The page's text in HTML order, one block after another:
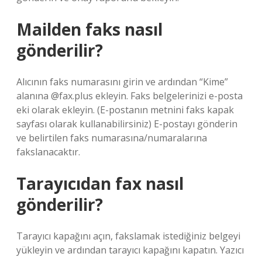
Mailden faks nasıl
gönderilir?
Alıcının faks numarasını girin ve ardından “Kime”
alanına @fax.plus ekleyin. Faks belgelerinizi e-posta
eki olarak ekleyin. (E-postanın metnini faks kapak
sayfası olarak kullanabilirsiniz) E-postayı gönderin
ve belirtilen faks numarasına/numaralarına
fakslanacaktır.
Tarayıcıdan fax nasıl
gönderilir?
Tarayıcı kapağını açın, fakslamak istediğiniz belgeyi
yükleyin ve ardından tarayıcı kapağını kapatın. Yazıcı